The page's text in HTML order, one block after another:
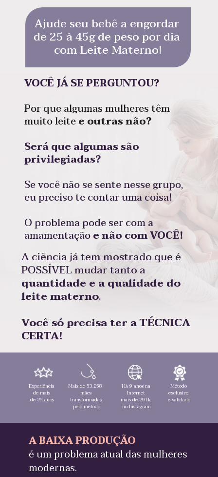
Ajude seu bebê a engordar
de 25 à 45g de peso por dia
com Leite Materno!
VOCÊ JÁ SE PERGUNTOU?
Por que algumas mulheres têm
muito leite e outras não?
Será que algumas são
privilegiadas?
Se você não se sente nesse grupo,
eu preciso te contar uma coisa!
O problema pode ser com a
amamentação e não com VOCÊ!
A ciência já tem mostrado que é
quantidade e a qualidade do
leite materno.
Você só precisa ter a TÉCNICA
CERTA!
Mais de 53.258
mães
transformadas
pelo método
Experiência
de mais
de 25 anos
Há 9 anos na
Internet
mais de 291k
no Instagram
Método
exclusivo
e validado
A BAIXA PRODUÇÃO
é um problema atual das mulheres
modernas.